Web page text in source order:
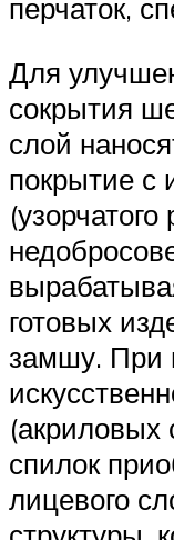
перчаток,
Для
сокрытия
слой
покрытие с
готовых
замшу. При
спилок
лицевого